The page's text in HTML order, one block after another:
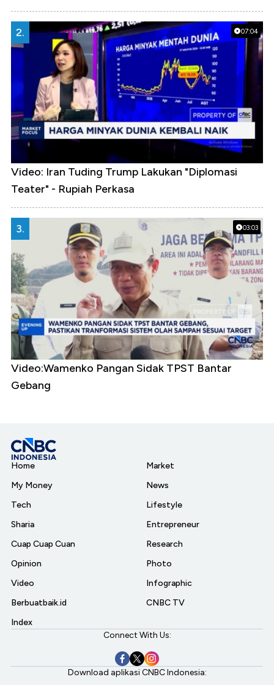
07:04
2.
Video: Iran Tuding Trump Lakukan "Diplomasi
Teater" - Rupiah Perkasa
03:03
3.
Video:Wamenko Pangan Sidak TPST Bantar
Gebang
Home
My Money
Tech
Sharia
Cuap Cuap Cuan
Opinion
Video
Berbuatbaik.id
Index
Market
News
Lifestyle
Entrepreneur
Research
Photo
Infographic
CNBC TV
Connect With Us:
Download aplikasi CNBC Indonesia: